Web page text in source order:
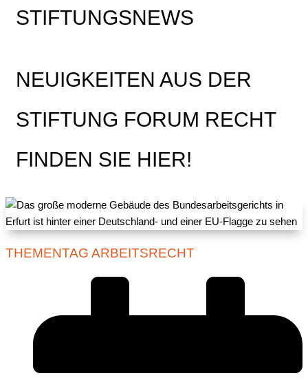
STIFTUNGSNEWS
NEUIGKEITEN AUS DER
STIFTUNG FORUM RECHT
FINDEN SIE HIER!
THEMENTAG ARBEITSRECHT